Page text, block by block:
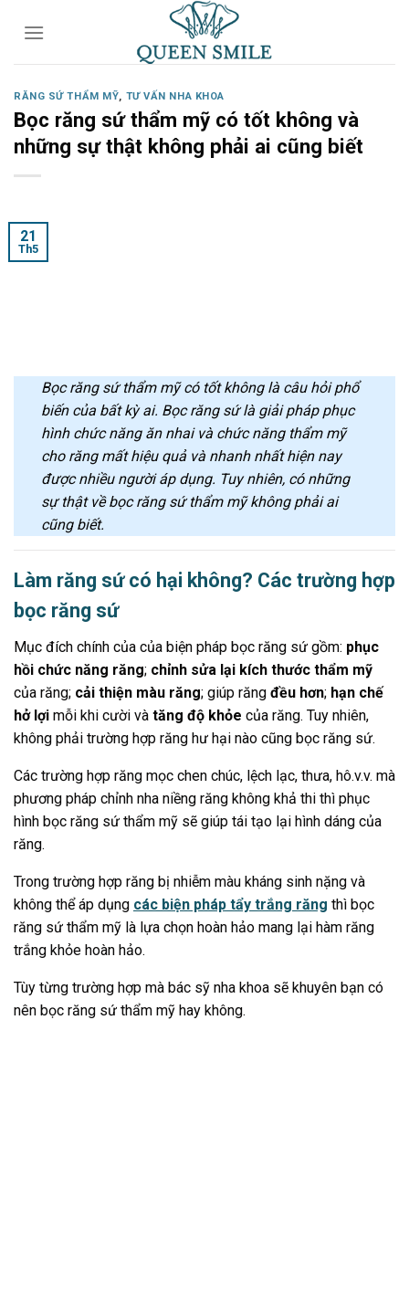
RĂNG SỨ THẨM MỸ, TƯ VẤN NHA KHOA
Bọc răng sứ thẩm mỹ có tốt không và
những sự thật không phải ai cũng biết
21
Th5
Bọc răng sứ thẩm mỹ có tốt không là câu hỏi phổ
biến của bất kỳ ai. Bọc răng sứ là giải pháp phục
hình chức năng ăn nhai và chức năng thẩm mỹ
cho răng mất hiệu quả và nhanh nhất hiện nay
được nhiều người áp dụng. Tuy nhiên, có những
sự thật về bọc răng sứ thẩm mỹ không phải ai
cũng biết.
Làm răng sứ có hại không? Các trường hợp
bọc răng sứ
Mục đích chính của của biện pháp bọc răng sứ gồm: phục
hồi chức năng răng; chỉnh sửa lại kích thước thẩm mỹ
của răng; cải thiện màu răng; giúp răng đều hơn; hạn chế
hở lợi mỗi khi cười và tăng độ khỏe của răng. Tuy nhiên,
không phải trường hợp răng hư hại nào cũng bọc răng sứ.
Các trường hợp răng mọc chen chúc, lệch lạc, thưa, hô.v.v. mà
phương pháp chỉnh nha niềng răng không khả thi thì phục
hình bọc răng sứ thẩm mỹ sẽ giúp tái tạo lại hình dáng của
răng.
Trong trường hợp răng bị nhiễm màu kháng sinh nặng và
không thể áp dụng các biện pháp tẩy trắng răng thì bọc
răng sứ thẩm mỹ là lựa chọn hoàn hảo mang lại hàm răng
trắng khỏe hoàn hảo.
Tùy từng trường hợp mà bác sỹ nha khoa sẽ khuyên bạn có
nên bọc răng sứ thẩm mỹ hay không.